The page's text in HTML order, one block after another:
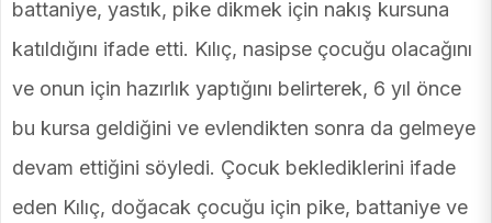
battaniye, yastık, pike dikmek için nakış kursuna
katıldığını ifade etti. Kılıç, nasipse çocuğu olacağını
ve onun için hazırlık yaptığını belirterek, 6 yıl önce
bu kursa geldiğini ve evlendikten sonra da gelmeye
devam ettiğini söyledi. Çocuk beklediklerini ifade
eden Kılıç, doğacak çocuğu için pike, battaniye ve